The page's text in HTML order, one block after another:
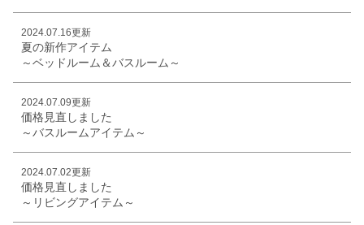
2024.07.16更新
夏の新作アイテム
～ベッドルーム＆バスルーム～
2024.07.09更新
価格見直しました
～バスルームアイテム～
2024.07.02更新
価格見直しました
～リビングアイテム～